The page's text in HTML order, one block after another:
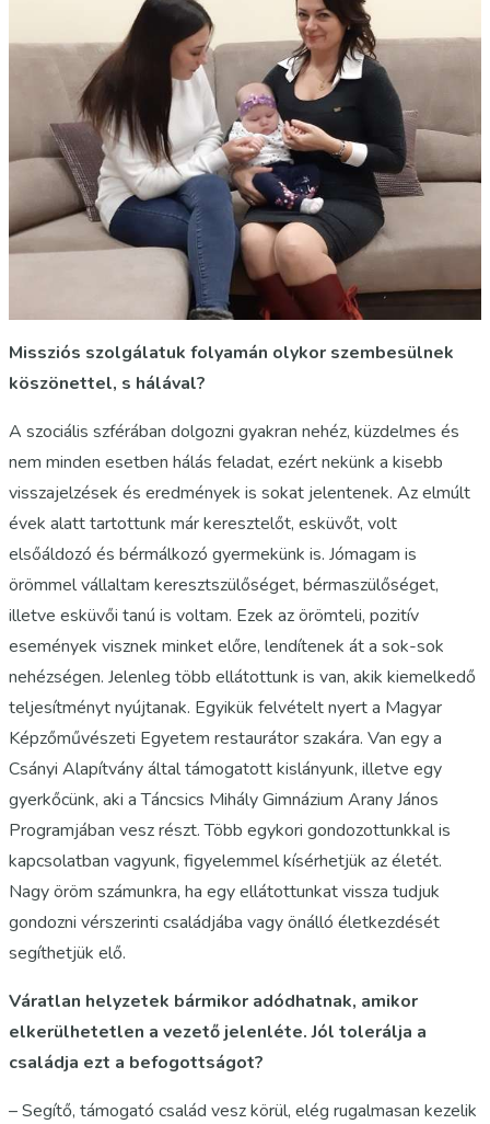
Missziós szolgálatuk folyamán olykor szembesülnek
köszönettel, s hálával?
A szociális szférában dolgozni gyakran nehéz, küzdelmes és
nem minden esetben hálás feladat, ezért nekünk a kisebb
visszajelzések és eredmények is sokat jelentenek. Az elmúlt
évek alatt tartottunk már keresztelőt, esküvőt, volt
elsőáldozó és bérmálkozó gyermekünk is. Jómagam is
örömmel vállaltam keresztszülőséget, bérmaszülőséget,
illetve esküvői tanú is voltam. Ezek az örömteli, pozitív
események visznek minket előre, lendítenek át a sok-sok
nehézségen. Jelenleg több ellátottunk is van, akik kiemelkedő
teljesítményt nyújtanak. Egyikük felvételt nyert a Magyar
Képzőművészeti Egyetem restaurátor szakára. Van egy a
Csányi Alapítvány által támogatott kislányunk, illetve egy
gyerkőcünk, aki a Táncsics Mihály Gimnázium Arany János
Programjában vesz részt. Több egykori gondozottunkkal is
kapcsolatban vagyunk, figyelemmel kísérhetjük az életét.
Nagy öröm számunkra, ha egy ellátottunkat vissza tudjuk
gondozni vérszerinti családjába vagy önálló életkezdését
segíthetjük elő.
Váratlan helyzetek bármikor adódhatnak, amikor
elkerülhetetlen a vezető jelenléte. Jól tolerálja a
családja ezt a befogottságot?
– Segítő, támogató család vesz körül, elég rugalmasan kezelik